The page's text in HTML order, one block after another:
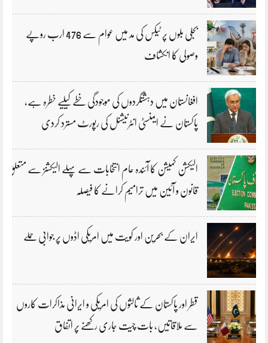
بجلی بلوں پر ٹیکس کی مد میں عوام سے 476 ارب روپے
وصولی کا انکشاف
افغانستان میں دہشتگردوں کی موجودگی خطے کیلیے خطرہ ہے،
پاکستان نے ایمنسٹی انٹرنیشنل کی رپورٹ مسترد کردی
الیکشن کمیشن کا آئندہ عام انتخابات سے پہلے الیکشنز سے متعلق
قانون و آئین میں ترامیم کرانے کا فیصلہ
ایران کے بحرین اور کویت میں امریکی اڈوں پر جوابی حملے
قطر اور پاکستان کے ثالثوں کی امریکی و ایرانی مذاکرات کاروں
سے ملاقاتیں، بات چیت جاری رکھنے پر اتفاق